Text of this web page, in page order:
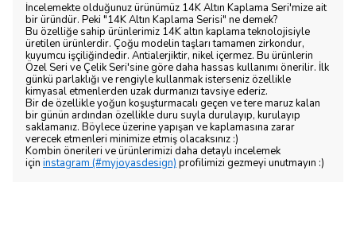
İncelemekte olduğunuz ürünümüz 14K Altın Kaplama Seri'mize ait
bir üründür. Peki "14K Altın Kaplama Serisi" ne demek?
Bu özelliğe sahip ürünlerimiz 14K altın kaplama teknolojisiyle
üretilen ürünlerdir. Çoğu modelin taşları tamamen zirkondur,
kuyumcu işçiliğindedir. Antialerjiktir, nikel içermez. Bu ürünlerin
Özel Seri ve Çelik Seri'sine göre daha hassas kullanımı önerilir. İlk
günkü parlaklığı ve rengiyle kullanmak isterseniz özellikle
kimyasal etmenlerden uzak durmanızı tavsiye ederiz.
Bir de özellikle yoğun koşuşturmacalı geçen ve tere maruz kalan
bir günün ardından özellikle duru suyla durulayıp, kurulayıp
saklamanız. Böylece üzerine yapışan ve kaplamasına zarar
verecek etmenleri minimize etmiş olacaksınız :)
Kombin önerileri ve ürünlerimizi daha detaylı incelemek
için instagram (#myjoyasdesign) profilimizi gezmeyi unutmayın :)